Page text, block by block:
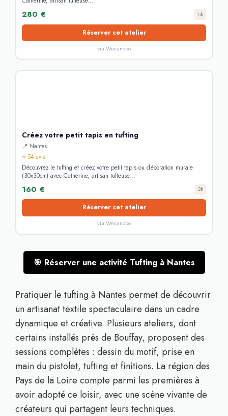
280 € 5h
Réserver cet atelier
via Wecandoo
Créez votre petit tapis en tufting
📍 Nantes
⭐ 54 avis
Découvrez le tufting et créez votre petit tapis ou décoration murale
(30x30cm) avec Catherine, artisan tufteuse...
160 € 3h
Réserver cet atelier
via Wecandoo
🎯 Réserver une activité Tufting à Nantes
Pratiquer le tufting à Nantes permet de découvrir
un artisanat textile spectaculaire dans un cadre
dynamique et créative. Plusieurs ateliers, dont
certains installés près de Bouffay, proposent des
sessions complètes : dessin du motif, prise en
main du pistolet, tufting et finitions. La région des
Pays de la Loire compte parmi les premières à
avoir adopté ce loisir, avec une scène vivante de
créateurs qui partagent leurs techniques.